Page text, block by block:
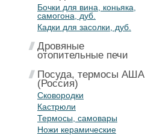
Бочки для вина, коньяка,
самогона, дуб.
Кадки для засолки, дуб.
Дровяные
отопительные печи
Посуда, термосы АША
(Россия)
Сковородки
Кастрюли
Термосы, самовары
Ножи керамические